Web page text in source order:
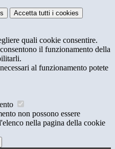
Accetta tutti i cookies
quali cookie consentire.
il funzionamento della
al funzionamento potete
non possono essere
nella pagina della cookie